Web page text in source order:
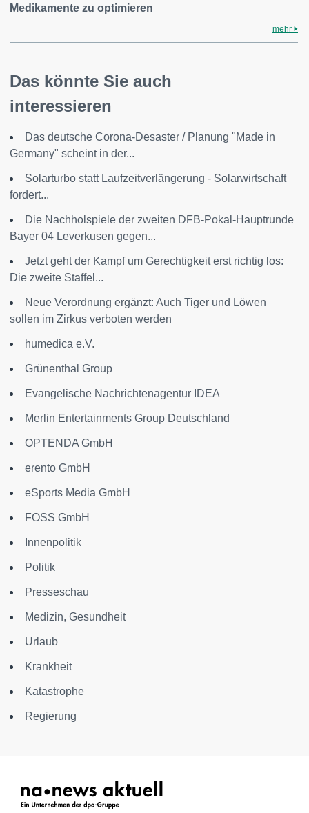
Medikamente zu optimieren
mehr
Das könnte Sie auch
interessieren
Das deutsche Corona-Desaster / Planung "Made in
Germany" scheint in der...
Solarturbo statt Laufzeitverlängerung - Solarwirtschaft
fordert...
Die Nachholspiele der zweiten DFB-Pokal-Hauptrunde
Bayer 04 Leverkusen gegen...
Jetzt geht der Kampf um Gerechtigkeit erst richtig los:
Die zweite Staffel...
Neue Verordnung ergänzt: Auch Tiger und Löwen
sollen im Zirkus verboten werden
humedica e.V.
Grünenthal Group
Evangelische Nachrichtenagentur IDEA
Merlin Entertainments Group Deutschland
OPTENDA GmbH
erento GmbH
eSports Media GmbH
FOSS GmbH
Innenpolitik
Politik
Presseschau
Medizin, Gesundheit
Urlaub
Krankheit
Katastrophe
Regierung